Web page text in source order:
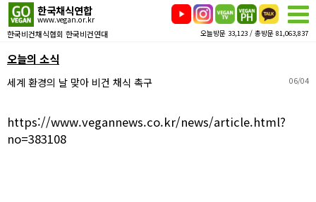
한국채식연합
www.vegan.or.kr
한국비건채식협회 한국비건연대 오늘방문 33,123 / 총방문 81,063,837
오늘의 소식
세계 환경의 날 맞아 비건 채식 촉구 06/04
https://www.vegannews.co.kr/news/article.html?
no=383108